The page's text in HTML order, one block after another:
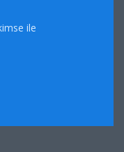
ile